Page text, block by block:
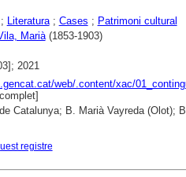
; Literatura; Cases ; Patrimoni cultural
Marià(1853-1903)
2021
web/.content/xac/
Catalunya; B. Marià Vayreda (Olot);
registre